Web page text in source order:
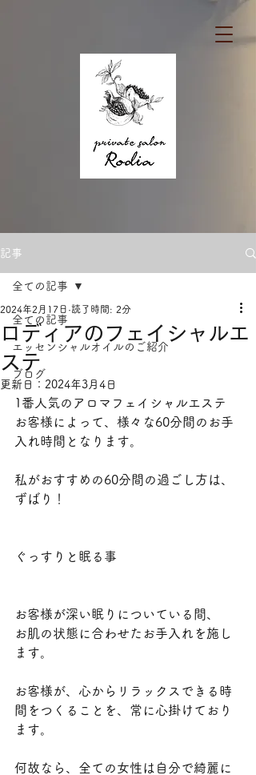
記事
全ての記事
エッセンシャルオイルのご紹介
ブログ
全ての記事
ロディアのフェイシャルエ
ステ
2024年2月17日 読了時間: 2分
更新日： 2024年3月4日
1番人気のアロマフェイシャルエステ
お客様によって、様々な60分間のお手
入れ時間となります。
私がおすすめの60分間の過ごし方は、
ずばり！
ぐっすりと眠る事
お客様が深い眠りについている間、
お肌の状態に合わせたお手入れを施し
ます。
お客様が、心からリラックスできる時
間をつくることを、常に心掛けており
ます。
何故なら、全ての女性は自分で綺麗に